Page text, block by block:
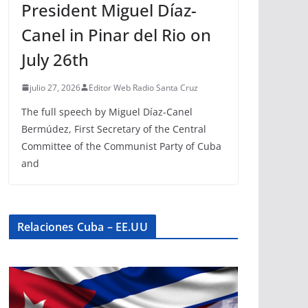
President Miguel Díaz-
Canel in Pinar del Rio on
July 26th
julio 27, 2026 Editor Web Radio Santa Cruz
The full speech by Miguel Díaz-Canel
Bermúdez, First Secretary of the Central
Committee of the Communist Party of Cuba
and
Relaciones Cuba – EE.UU